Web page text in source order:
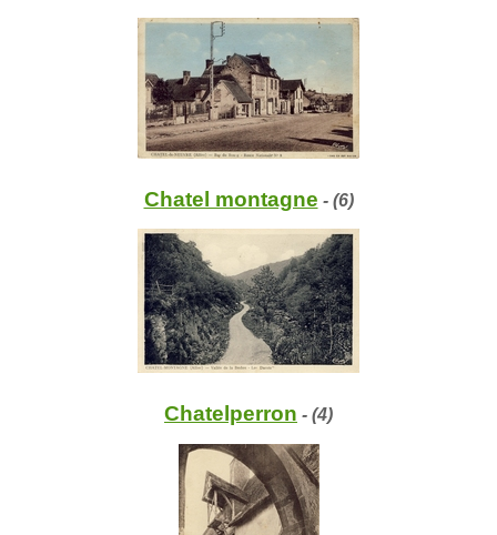
Chatel montagne - (6)
Chatelperron - (4)